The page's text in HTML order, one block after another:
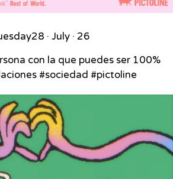
28 · July · 26
con la que puedes ser 100%
#sociedad #pictoline